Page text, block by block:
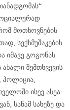
მოთხოვნების
სექსმუშაკების
იმავე გოგონას
შემთხვევის
პოლიცია,
ისევ ასეა:
სანამ სახეზე და